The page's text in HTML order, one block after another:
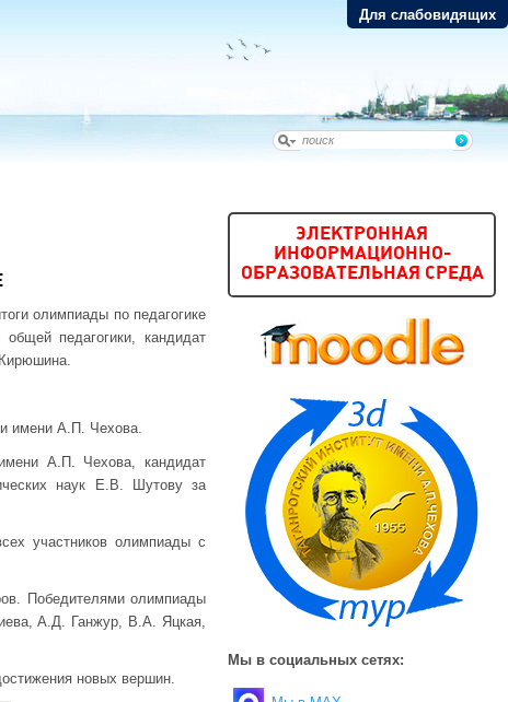
Для слабовидящих
олимпиады по педагогике
педагогики, кандидат
имени А.П. Чехова.
имени А.П. Чехова, кандидат
наук Е.В. Шутову за
участников олимпиады с
Победителями олимпиады
А.Д. Ганжур, В.А. Яцкая,
новых вершин.
ЭЛЕКТРОННАЯ
ИНФОРМАЦИОННО-
ОБРАЗОВАТЕЛЬНАЯ СРЕДА
Мы в социальных сетях: